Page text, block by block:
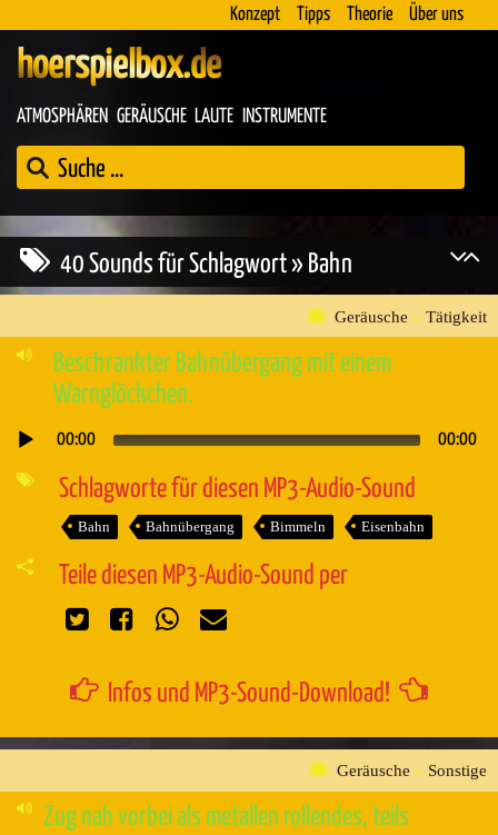
Konzept Tipps Theorie Über uns
hoerspielbox.de
ATMOSPHÄREN GERÄUSCHE LAUTE INSTRUMENTE
40 Sounds für Schlagwort » Bahn
Geräusche » Tätigkeit
Beschrankter Bahnübergang mit einem
Warnglöckchen.
Audio-
00:00 00:00
Schlagworte für diesen MP3-Audio-Sound
Bahn Bahnübergang Bimmeln Eisenbahn
Teile diesen MP3-Audio-Sound per
Infos und MP3-Sound-Download!
Geräusche » Sonstige
Zug nah vorbei als metallen rollendes, teils